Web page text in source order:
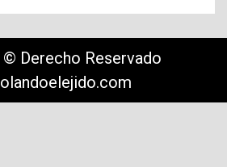
Derecho Reservado